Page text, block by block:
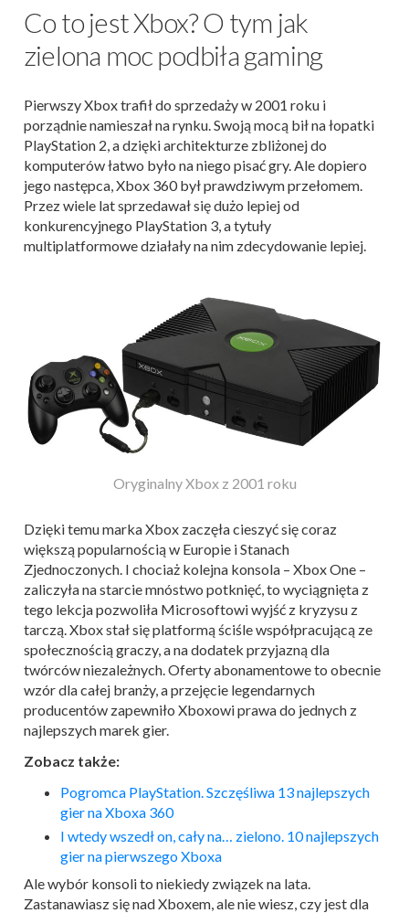
Co to jest Xbox? O tym jak
zielona moc podbiła gaming
Pierwszy Xbox trafił do sprzedaży w 2001 roku i
porządnie namieszał na rynku. Swoją mocą bił na łopatki
PlayStation 2, a dzięki architekturze zbliżonej do
komputerów łatwo było na niego pisać gry. Ale dopiero
jego następca, Xbox 360 był prawdziwym przełomem.
Przez wiele lat sprzedawał się dużo lepiej od
konkurencyjnego PlayStation 3, a tytuły
multiplatformowe działały na nim zdecydowanie lepiej.
Oryginalny Xbox z 2001 roku
Dzięki temu marka Xbox zaczęła cieszyć się coraz
większą popularnością w Europie i Stanach
Zjednoczonych. I chociaż kolejna konsola – Xbox One –
zaliczyła na starcie mnóstwo potknięć, to wyciągnięta z
tego lekcja pozwoliła Microsoftowi wyjść z kryzysu z
tarczą. Xbox stał się platformą ściśle współpracującą ze
społecznością graczy, a na dodatek przyjazną dla
twórców niezależnych. Oferty abonamentowe to obecnie
wzór dla całej branży, a przejęcie legendarnych
producentów zapewniło Xboxowi prawa do jednych z
najlepszych marek gier.
Zobacz także:
Pogromca PlayStation. Szczęśliwa 13 najlepszych
gier na Xboxa 360
I wtedy wszedł on, cały na… zielono. 10 najlepszych
gier na pierwszego Xboxa
Ale wybór konsoli to niekiedy związek na lata.
Zastanawiasz się nad Xboxem, ale nie wiesz, czy jest dla